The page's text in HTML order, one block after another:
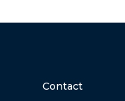
Contact